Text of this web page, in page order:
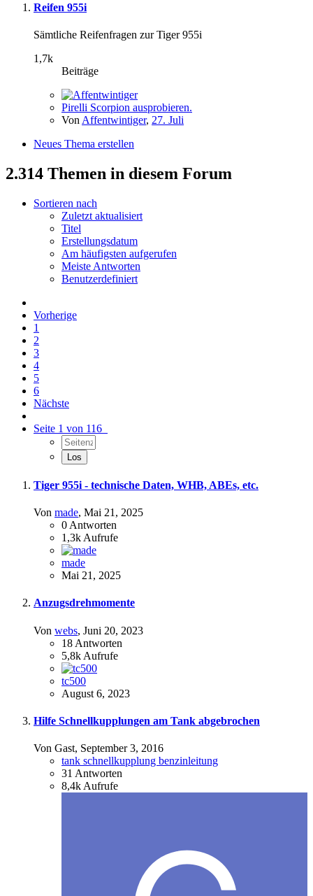
Reifen 955i
Sämtliche Reifenfragen zur Tiger 955i
1,7k
Beiträge
Pirelli Scorpion ausprobieren.
Von Affentwintiger, 27. Juli
Neues Thema erstellen
2.314 Themen in diesem Forum
Sortieren nach
Zuletzt aktualisiert
Titel
Erstellungsdatum
Am häufigsten aufgerufen
Meiste Antworten
Benutzerdefiniert
Vorherige
1
2
3
4
5
6
Nächste
Seite 1 von 116
Tiger 955i - technische Daten, WHB, ABEs, etc.
Von made, Mai 21, 2025
0 Antworten
1,3k Aufrufe
made
Mai 21, 2025
Anzugsdrehmomente
Von webs, Juni 20, 2023
18 Antworten
5,8k Aufrufe
tc500
August 6, 2023
Hilfe Schnellkupplungen am Tank abgebrochen
Von Gast, September 3, 2016
tank schnellkupplung benzinleitung
31 Antworten
8,4k Aufrufe